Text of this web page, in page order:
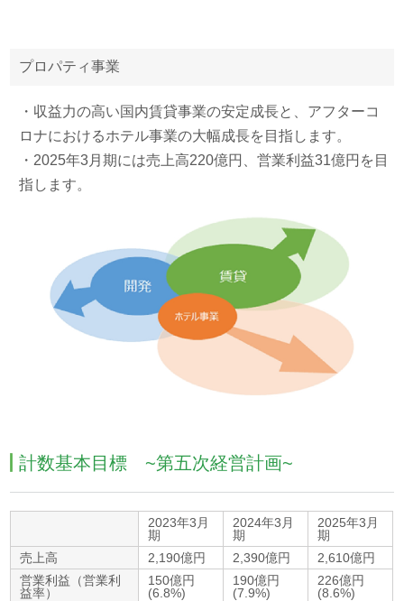
プロパティ事業
・収益力の高い国内賃貸事業の安定成長と、アフターコ
ロナにおけるホテル事業の大幅成長を目指します。
・2025年3月期には売上高220億円、営業利益31億円を目
指します。
計数基本目標 ~第五次経営計画~
2023年3月
期
2024年3月
期
2025年3月
期
売上高
2,190億円 2,390億円
2,610億円
営業利益（営業利
益率）
150億円
(6.8%)
190億円
(7.9%)
226億円
(8.6%)